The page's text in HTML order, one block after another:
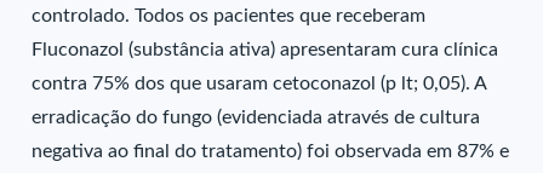
controlado. Todos os pacientes que receberam
Fluconazol (substância ativa) apresentaram cura clínica
contra 75% dos que usaram cetoconazol (p lt; 0,05). A
erradicação do fungo (evidenciada através de cultura
negativa ao final do tratamento) foi observada em 87% e